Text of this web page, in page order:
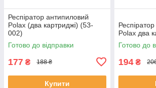
Респіратор антипиловий
Polax (два картриджі) (53-
002)
Готово до відправки
177 ₴ 188 ₴
Купити
Polax два
Готово до
194 ₴